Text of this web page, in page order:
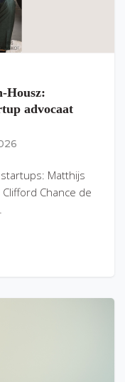
Housz:
advocaat
Matthijs
Chance de